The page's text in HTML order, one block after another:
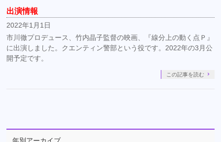
出演情報
2022年1月1日
市川徹プロデュース、竹内晶子監督の映画、『線分上の動く点Ｐ』
に出演しました。クエンティン警部という役です。2022年の3月公
開予定です。
この記事を読む